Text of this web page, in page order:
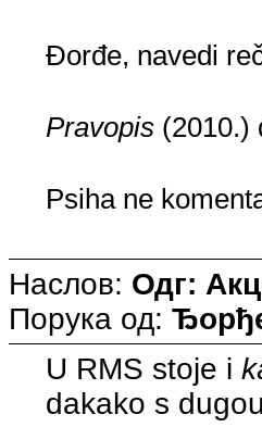
Đorđe, navedi
Pravopis (2010.)
Psiha ne
Наслов: Одг:
Порука од:
U RMS stoje i
dakako s